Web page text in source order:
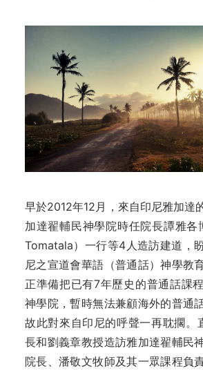
早於2012年12月，來自印尼雅加達
加達翟輔民神學院時任院長譚雅各
Tomatala）一行等4人造訪建道，
尼之宣道會華語（普通話）神學教
正準備把已有7年歷史的普通話課
神學院，暫時無法兼顧海外的普通
故此對來自印尼的呼聲一再耽擱。
長和劉義章教授造訪雅加達翟輔民
院長、潘敬文牧師及其一眾課程負